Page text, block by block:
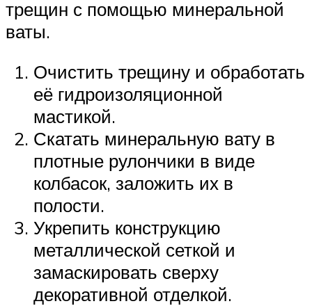
трещин с помощью минеральной
ваты.
Очистить трещину и обработать
её гидроизоляционной
мастикой.
Скатать минеральную вату в
плотные рулончики в виде
колбасок, заложить их в
полости.
Укрепить конструкцию
металлической сеткой и
замаскировать сверху
декоративной отделкой.